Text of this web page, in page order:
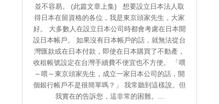
並不容易。 (此篇文章上集) 想要設立日本法人取
得日本在留資格的各位，我是東京頭家先生，大家
好。 大多數人在設立日本公司時都會考慮在日本開
設日本帳戶。 如果沒有日本帳戶的話，就無法從台
灣匯款或在日本付款，即使在日本購買了不動產，
收租帳號設定在台灣手續費不便宜也不方便。 「喂
～喂～東京頭家先生，成立一家日本公司的話，開
個銀行帳戶不是很簡單嗎？」 我常聽到這樣說。但
我實在的告訴您，這非常的困難。...